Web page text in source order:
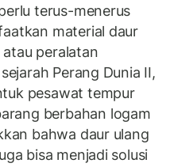
terus-menerus
material daur
peralatan
Perang Dunia II,
pesawat tempur
berbahan logam
bahwa daur ulang
bisa menjadi solusi